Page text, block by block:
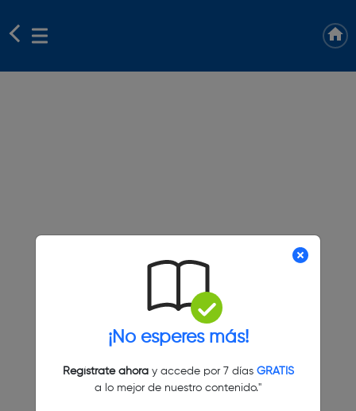
¡No esperes más!
Regístrate ahoray accede por 7 días GRATIS
a lo mejor de nuestro contenido."